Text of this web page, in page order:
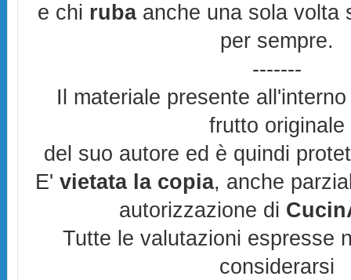
e chi rubaanche una sola volta
per sempre.
-------
Il materiale presente
frutto originale
del suo autore ed è quindi
E'vietata la copia, anche
autorizzazione di
Tutte le valutazioni espresse
considerarsi